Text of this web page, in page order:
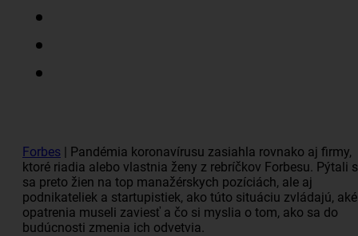
Forbes | Pandémia koronavírusu zasiahla rovnako aj firmy,
ktoré riadia alebo vlastnia ženy z rebríčkov Forbesu. Pýtali
sa preto žien na top manažérskych pozíciách, ale aj
podnikateliek a startupistiek, ako túto situáciu zvládajú, aké
opatrenia museli zaviesť a čo si myslia o tom, ako sa do
budúcnosti zmenia ich odvetvia.